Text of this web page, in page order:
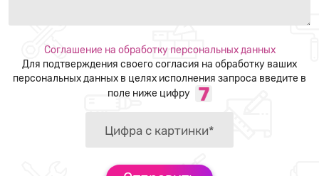
Соглашение на обработку персональных данных
Для подтверждения своего согласия на обработку ваших
персональных данных в целях исполнения запроса введите в
поле ниже цифру